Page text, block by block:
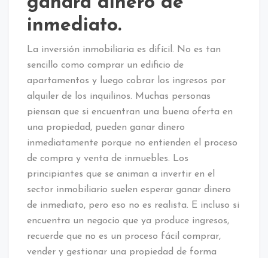
inmediato.
La inversión inmobiliaria es difícil. No es tan
sencillo como comprar un edificio de
apartamentos y luego cobrar los ingresos por
alquiler de los inquilinos. Muchas personas
piensan que si encuentran una buena oferta en
una propiedad, pueden ganar dinero
inmediatamente porque no entienden el proceso
de compra y venta de inmuebles. Los
principiantes que se animan a invertir en el
sector inmobiliario suelen esperar ganar dinero
de inmediato, pero eso no es realista. E incluso si
encuentra un negocio que ya produce ingresos,
recuerde que no es un proceso fácil comprar,
vender y gestionar una propiedad de forma